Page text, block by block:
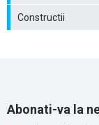
Constructii
Abonati-va la